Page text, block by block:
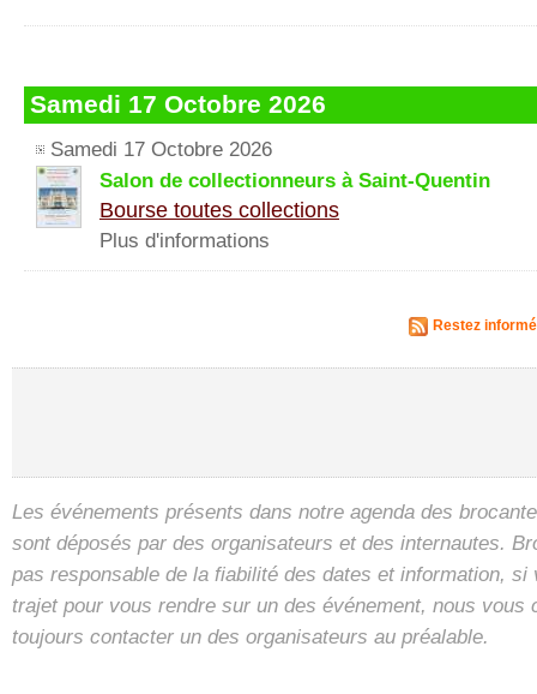
Samedi 17 Octobre 2026
Samedi 17 Octobre 2026
Salon de collectionneurs à Saint-Quentin
Bourse toutes collections
Plus d'informations
Restez
Les événements présents dans notre agenda des
sont déposés par des organisateurs et des internautes.
pas responsable de la fiabilité des dates et information, si
trajet pour vous rendre sur un des événement, nous vous
toujours contacter un des organisateurs au préalable.